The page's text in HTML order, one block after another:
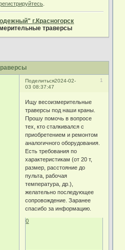
.
г.Красногорск
траверсы
Поделиться 1
2024-02-
03 08:37:47
Ищу весоизмерительные
траверсы под наши краны.
Прошу помочь в вопросе
тех, кто сталкивался с
приобретением и ремонтом
аналогичного оборудования.
Есть требования по
характеристикам (от 20 т,
размер, расстояние до
пульта, рабочая
температура, др.),
желательно последующее
сопровождение. Заранее
спасибо за информацию.
0